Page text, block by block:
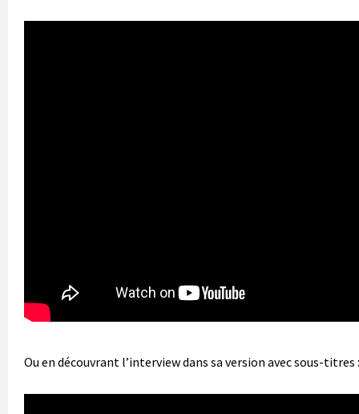
Ou en découvrant l’interview dans sa version avec sous-titres :